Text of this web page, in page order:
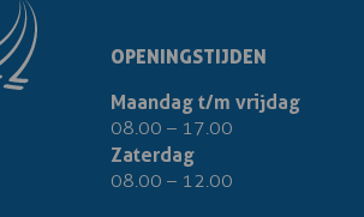
OPENINGSTIJDEN
Maandag t/m vrijdag
08.00 – 17.00
Zaterdag
08.00 – 12.00